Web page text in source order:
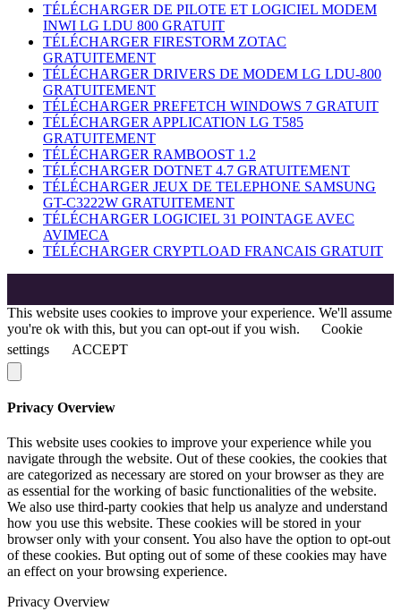
TÉLÉCHARGER DE PILOTE ET LOGICIEL MODEM
INWI LG LDU 800 GRATUIT
TÉLÉCHARGER FIRESTORM ZOTAC
GRATUITEMENT
TÉLÉCHARGER DRIVERS DE MODEM LG LDU-800
GRATUITEMENT
TÉLÉCHARGER PREFETCH WINDOWS 7 GRATUIT
TÉLÉCHARGER APPLICATION LG T585
GRATUITEMENT
TÉLÉCHARGER RAMBOOST 1.2
TÉLÉCHARGER DOTNET 4.7 GRATUITEMENT
TÉLÉCHARGER JEUX DE TELEPHONE SAMSUNG
GT-C3222W GRATUITEMENT
TÉLÉCHARGER LOGICIEL 31 POINTAGE AVEC
AVIMECA
TÉLÉCHARGER CRYPTLOAD FRANCAIS GRATUIT
This website uses cookies to improve your experience. We'll assume
you're ok with this, but you can opt-out if you wish.
Cookie
settings
ACCEPT
Privacy Overview
This website uses cookies to improve your experience while you
navigate through the website. Out of these cookies, the cookies that
are categorized as necessary are stored on your browser as they are
as essential for the working of basic functionalities of the website.
We also use third-party cookies that help us analyze and understand
how you use this website. These cookies will be stored in your
browser only with your consent. You also have the option to opt-out
of these cookies. But opting out of some of these cookies may have
an effect on your browsing experience.
Privacy Overview